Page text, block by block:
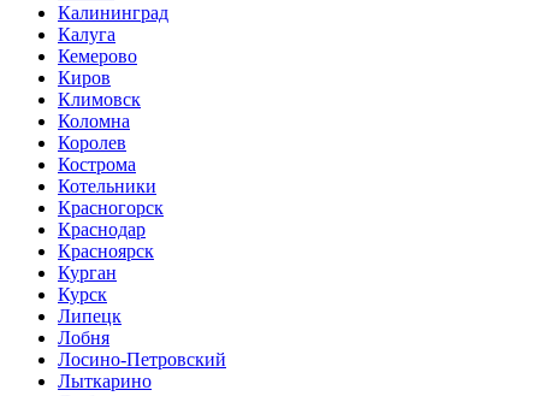
Калининград
Калуга
Кемерово
Киров
Климовск
Коломна
Королев
Кострома
Котельники
Красногорск
Краснодар
Красноярск
Курган
Курск
Липецк
Лобня
Лосино-Петровский
Лыткарино